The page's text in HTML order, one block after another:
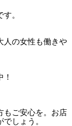
。
人の女性も働きや
もご安心を。お店
しょう。